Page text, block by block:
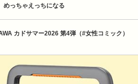
めっちゃえっちになる
カドサマー2026 第4弾（#女性コミック）